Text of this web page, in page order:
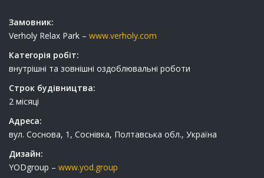
Замовник:
Verholy Relax Park – www.verholy.com
Категорія робіт:
внутрішні та зовнішні оздоблювальні роботи
Строк будівництва:
2 місяці
Адреса:
вул. Соснова, 1, Соснівка, Полтавська обл., Україна
Дизайн:
YODgroup – www.yod.group